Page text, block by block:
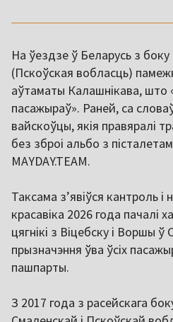
На ўездзе ў Беларусь з
(Пскоўская вобласць)
аўтаматы Калашнікава, што
пасажыраў». Раней, са
вайскоўцы, якія правяралі
без зброі альбо з
MAYDAY.TEAM.
Таксама зʼявіўся кантроль і
красавіка 2026 года пачалі
цягнікі з Віцебску і Воршы
прызначэння ўва ўсіх
пашпарты.
З 2017 года з расейскага